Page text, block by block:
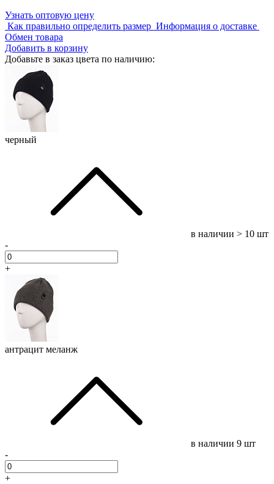
Узнать оптовую цену
Как правильно определить размер Информация о доставке
Обмен товара
Добавить в корзину
Добавьте в заказ цвета по наличию:
черный
в наличии > 10 шт
-
+
антрацит меланж
в наличии 9 шт
-
+